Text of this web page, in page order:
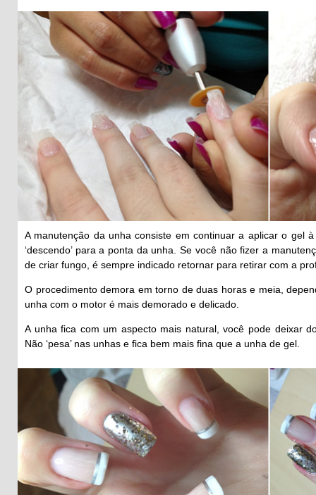
A manutenção da unha consiste em continuar a aplicar o gel
‘descendo’ para a ponta da unha. Se você não fizer a
de criar fungo, é sempre indicado retornar para retirar com a
O procedimento demora em torno de duas horas e meia,
unha com o motor é mais demorado e delicado.
A unha fica com um aspecto mais natural, você pode deixar
Não ‘pesa’ nas unhas e fica bem mais fina que a unha de gel.